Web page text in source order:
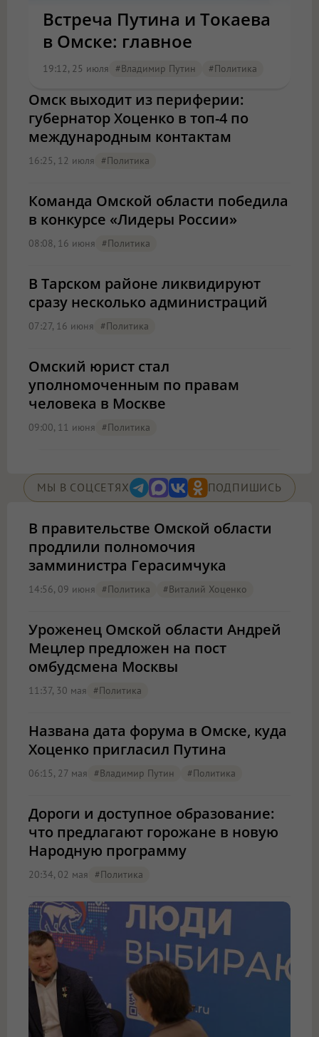
Встреча Путина и Токаева
в Омске: главное
19:12, 25 июля #Владимир Путин #Политика
Омск выходит из периферии:
губернатор Хоценко в топ-4 по
международным контактам
16:25, 12 июля #Политика
Команда Омской области победила
в конкурсе «Лидеры России»
08:08, 16 июня #Политика
В Тарском районе ликвидируют
сразу несколько администраций
07:27, 16 июня #Политика
Омский юрист стал
уполномоченным по правам
человека в Москве
09:00, 11 июня #Политика
МЫ В СОЦСЕТЯХ ПОДПИШИСЬ
В правительстве Омской области
продлили полномочия
замминистра Герасимчука
14:56, 09 июня #Политика #Виталий Хоценко
Уроженец Омской области Андрей
Мецлер предложен на пост
омбудсмена Москвы
11:37, 30 мая #Политика
Названа дата форума в Омске, куда
Хоценко пригласил Путина
06:15, 27 мая #Владимир Путин #Политика
Дороги и доступное образование:
что предлагают горожане в новую
Народную программу
20:34, 02 мая #Политика